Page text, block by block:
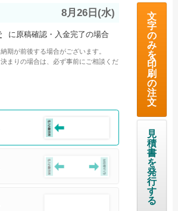
タオル
スタオル
オル
ーム
8月26日(水)
に原稿確認・入金完了の場合
期が前後する場合がございます。
まりの場合は、必ず事前にご相談くだ
文
字
の
み
を
印
刷
の
注
文
見
積
書
を
発
行
す
る